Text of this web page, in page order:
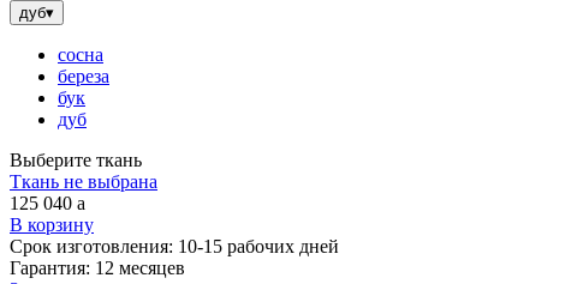
дуб▾
сосна
береза
бук
дуб
Выберите ткань
Ткань не выбрана
125 040 a
В корзину
Срок изготовления: 10-15 рабочих дней
Гарантия: 12 месяцев